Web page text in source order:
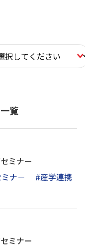
覧
ミナー
ナ－
#産学連携
ミナー